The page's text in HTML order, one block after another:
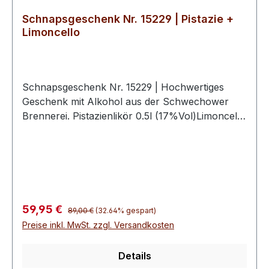
Schnapsgeschenk Nr. 15229 | Pistazie +
Limoncello
Schnapsgeschenk Nr. 15229 | Hochwertiges
Geschenk mit Alkohol aus der Schwechower
Brennerei. Pistazienlikör 0.5l (17%Vol)Limoncello
Schwechower ObstbrennereiDie
Schnapsgeschenke der Schwechower
Obstbrennerei vereinen handwerkliche
Vorpommern mit hochwertiger Präsentation. Auf
Verkaufspreis:
59,95 € Regulärer Preis:
89,00 € (32.64% gespart)
Preise inkl. MwSt. zzgl. Versandkosten
Details